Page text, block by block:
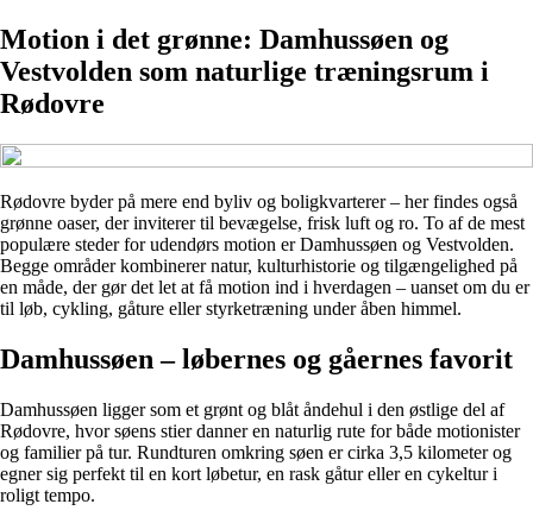
Motion i det grønne: Damhussøen og
Vestvolden som naturlige træningsrum i
Rødovre
Rødovre byder på mere end byliv og boligkvarterer – her findes også
grønne oaser, der inviterer til bevægelse, frisk luft og ro. To af de mest
populære steder for udendørs motion er Damhussøen og Vestvolden.
Begge områder kombinerer natur, kulturhistorie og tilgængelighed på
en måde, der gør det let at få motion ind i hverdagen – uanset om du er
til løb, cykling, gåture eller styrketræning under åben himmel.
Damhussøen – løbernes og gåernes favorit
Damhussøen ligger som et grønt og blåt åndehul i den østlige del af
Rødovre, hvor søens stier danner en naturlig rute for både motionister
og familier på tur. Rundturen omkring søen er cirka 3,5 kilometer og
egner sig perfekt til en kort løbetur, en rask gåtur eller en cykeltur i
roligt tempo.